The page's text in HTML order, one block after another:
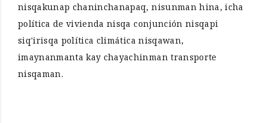
nisqakunap chaninchanapaq, nisunman hina, icha
política de vivienda nisqa conjunción nisqapi
siq'irisqa política climática nisqawan,
imaynanmanta kay chayachinman transporte
nisqaman.